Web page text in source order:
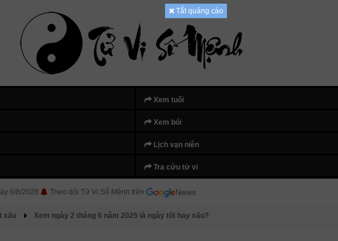
Xem tuổi
Xem bói
Lịch vạn niên
Tra cứu tử vi
6/8/2026 Theo dõi Tử Vi Số Mệnh trên
Tắt quảng cáo
xấu Xem ngày 2 tháng 6 năm 2025 là ngày tốt hay xấu?